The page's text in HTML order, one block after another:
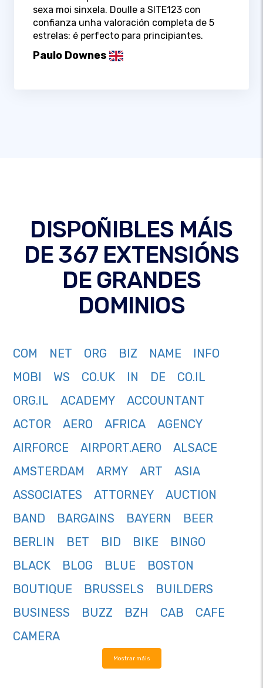
sexa moi sinxela. Doulle a SITE123 con
confianza unha valoración completa de 5
estrelas: é perfecto para principiantes.
Paulo Downes
DISPOÑIBLES MÁIS
DE 367 EXTENSIÓNS
DE GRANDES
DOMINIOS
COM NET ORG BIZ NAME
INFO
MOBI
WS CO.UK IN DE
CO.IL
ORG.IL
ACADEMY
ACCOUNTANT
ACTOR
AERO AFRICA
AGENCY
AIRFORCE
AIRPORT.AERO
ALSACE
AMSTERDAM
ARMY ART
ASIA
ASSOCIATES
ATTORNEY
AUCTION
BAND
BARGAINS BAYERN
BEER
BERLIN
BET BID BIKE
BINGO
BLACK
BLOG BLUE
BOSTON
BOUTIQUE
BRUSSELS
BUILDERS
BUSINESS
BUZZ BZH CAB
CAFE
CAMERA
Mostrar máis